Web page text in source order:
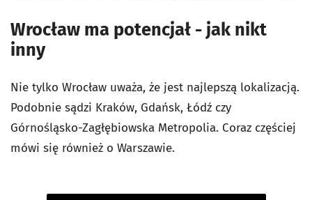
Wrocław ma potencjał - jak nikt
inny
Nie tylko Wrocław uważa, że jest najlepszą lokalizacją.
Podobnie sądzi Kraków, Gdańsk, Łódź czy
Górnośląsko-Zagłębiowska Metropolia. Coraz częściej
mówi się również o Warszawie.